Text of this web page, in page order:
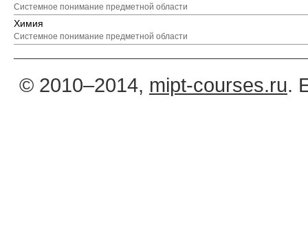
Системное понимание предметной области
Химия
Системное понимание предметной области
© 2010–2014, mipt-courses.ru.